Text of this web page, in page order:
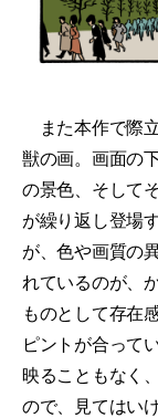
また本作で際
獣の画。画面の
の景色、そして
が繰り返し登場
が、色や画質の
れているのが、
ものとして存在
ピントが合って
映ることもなく
ので、見てはい